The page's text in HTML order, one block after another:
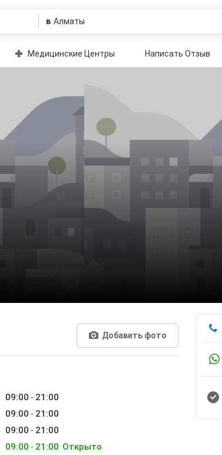
в
Медицинские Центры Написать Отзыв
Добавить фото
09:00 - 21:00
09:00 - 21:00
09:00 - 21:00
09:00 - 21:00 Открыто